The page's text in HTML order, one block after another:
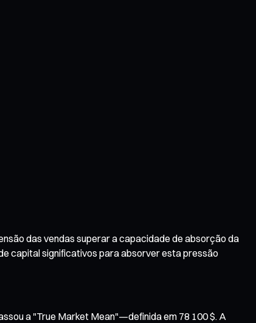
das vendas superar a capacidade de absorção da
capital significativos para absorver esta pressão
a "True Market Mean"—definida em 78 100 $. A